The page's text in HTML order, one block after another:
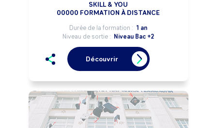
SKILL & YOU
00000 FORMATION À DISTANCE
Durée de la formation : 1 an
Niveau de sortie : Niveau Bac +2
Découvrir